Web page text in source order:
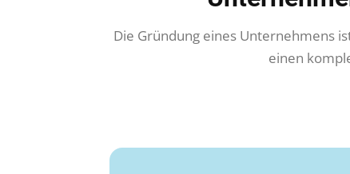
Die Gründung eines Unternehmens
einen